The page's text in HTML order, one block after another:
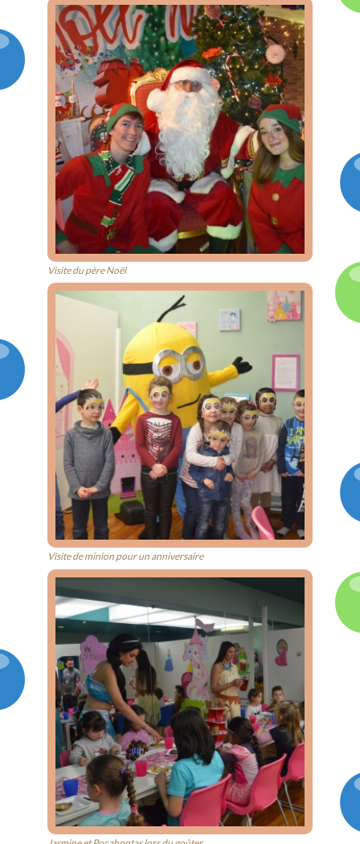
Visite du père Noël
Visite de minion pour un anniversaire